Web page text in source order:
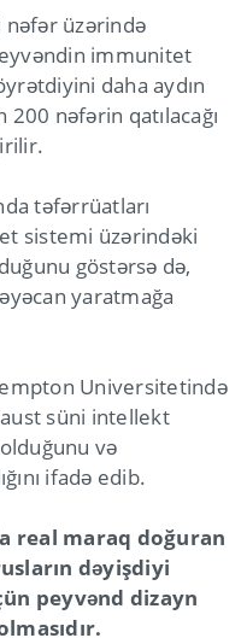
nəfər üzərində
immunitet
daha aydın
nəfərin qatılacağı
təfərrüatları
sistemi üzərindəki
göstərsə də,
yaratmağa
Universitetində
süni intellekt
və
ifadə edib.
real maraq doğuran
dəyişdiyi
peyvənd dizayn